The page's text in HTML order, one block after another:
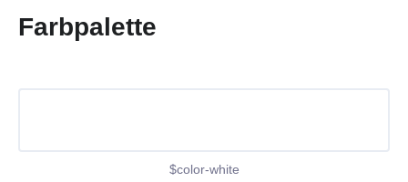
Farbpalette
$color-white